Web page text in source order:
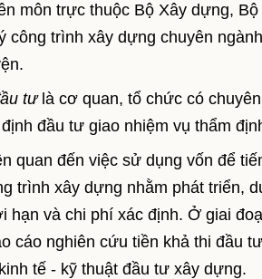
môn trực thuộc Bộ Xây dựng,
trình xây dựng chuyên
tưlà cơ quan, tổ chức có
đầu tư giao nhiệm vụ thẩm
quan đến việc sử dụng vốn để
trình xây dựng nhằm phát triển,
và chi phí xác định. Ở giai
cáo nghiên cứu tiền khả thi đầu
tế - kỹ thuật đầu tư xây dựng.